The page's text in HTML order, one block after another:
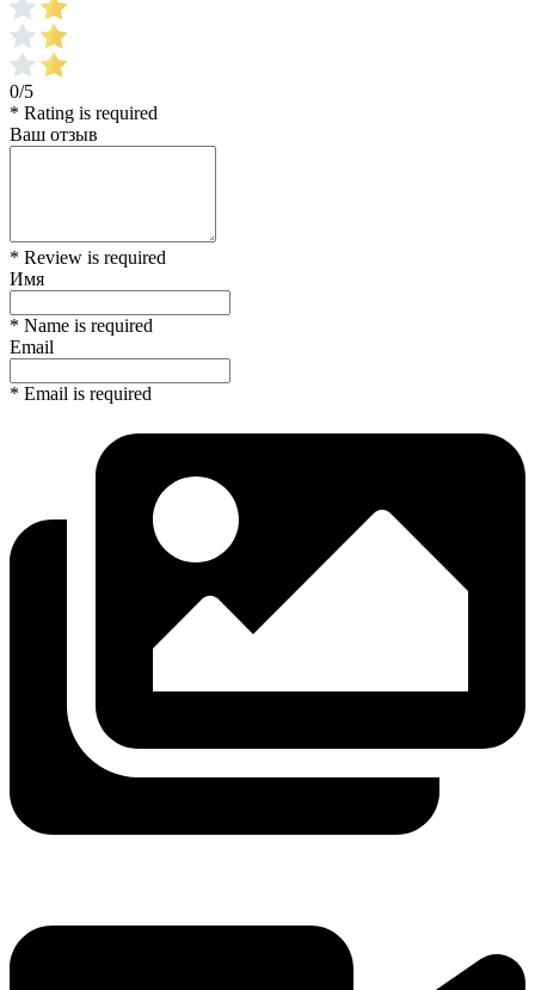
0/5
* Rating is required
Ваш отзыв
* Review is required
Имя
* Name is required
Email
* Email is required